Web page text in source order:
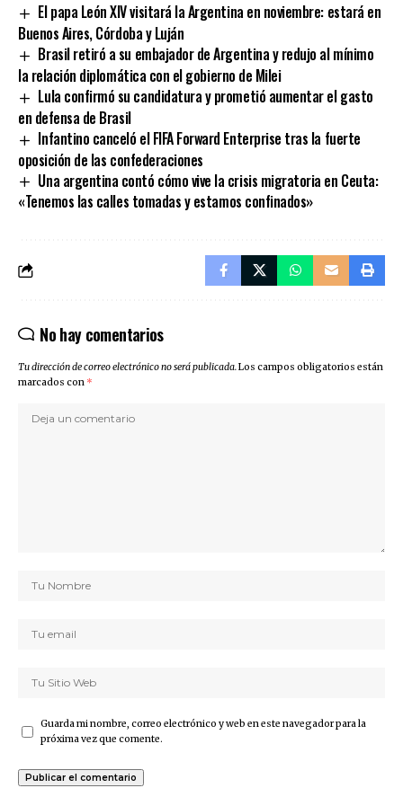
El papa León XIV visitará la Argentina en noviembre: estará en
Buenos Aires, Córdoba y Luján
Brasil retiró a su embajador de Argentina y redujo al mínimo
la relación diplomática con el gobierno de Milei
Lula confirmó su candidatura y prometió aumentar el gasto
en defensa de Brasil
Infantino canceló el FIFA Forward Enterprise tras la fuerte
oposición de las confederaciones
Una argentina contó cómo vive la crisis migratoria en Ceuta:
«Tenemos las calles tomadas y estamos confinados»
No hay comentarios
Tu dirección de correo electrónico no será publicada.Los campos obligatorios están
marcados con *
Guarda mi nombre, correo electrónico y web en este navegador para la
próxima vez que comente.